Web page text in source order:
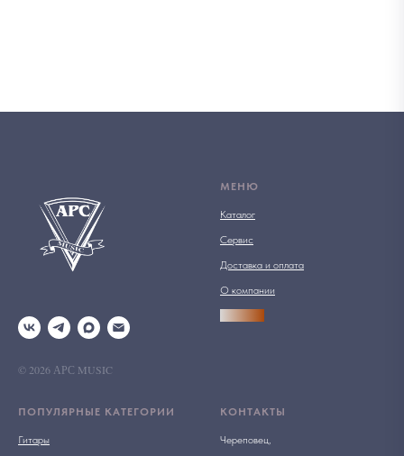
© 2026 АРС MUSIC
МЕНЮ
Каталог
Сервис
Доставка и оплата
О компании
ПОПУЛЯРНЫЕ КАТЕГОРИИ
Гитары
КОНТАКТЫ
Череповец,